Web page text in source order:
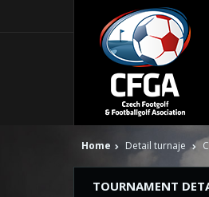
Home Detail turnaje
TOURNAMENT